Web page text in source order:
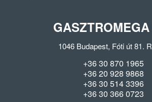
1046 Budapest, Fóti út 81.
+36 30 870 1965
+36 20 928 9868
+36 30 514 3396
+36 30 366 0723